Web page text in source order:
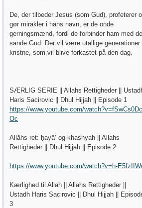
De, der tilbeder Jesus (som Gud), profeterer
gør mirakler i hans navn, er de onde
gerningsmænd, fordi de forbinder ham med
sande Gud. Der vil være utallige generationer
kristne, som vil blive forkastet på den dag.
SÆRLIG SERIE || Allahs Rettigheder ||
Haris Sacirovic || Dhul Hijjah || Episode 1
https://www.youtube.com/
Oc
Allāhs ret: ḥayāʼ og khashyah || Allahs
Rettigheder || Dhul Hijjah || Episode 2
https://www.youtube.com/watch?v=h-
Kærlighed til Allah || Allahs Rettigheder ||
Ustadh Haris Sacirovic || Dhul Hijjah ||
3